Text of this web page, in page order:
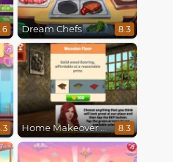
Dream Chefs 8.3
Home Makeover Hidden Object 8.3